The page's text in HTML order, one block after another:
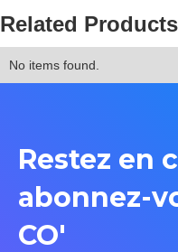
Related Products
No items found.
Restez en
abonnez-
CO'